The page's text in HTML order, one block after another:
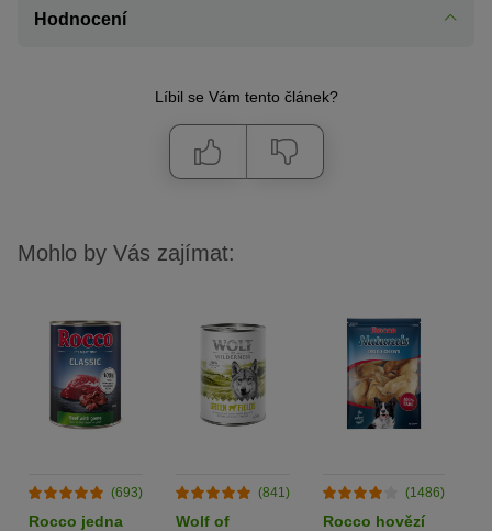
Hodnocení
Líbil se Vám tento článek?
Mohlo by Vás zajímat:
(693)
Rocco jedna
(841)
Wolf of
(1486)
Rocco hovězí